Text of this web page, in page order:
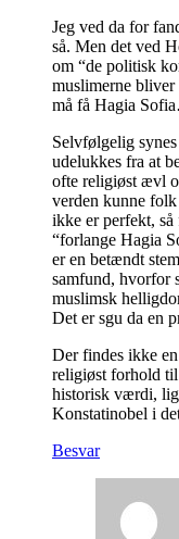
Jeg ved da for
så. Men det ved
om “de politisk
muslimerne
må få Hagia
Selvfølgelig
udelukkes fra at
ofte religiøst ævl
verden kunne
ikke er perfekt,
“forlange Hagia
er en betændt
samfund, hvorfor
muslimsk
Det er sgu da en
Der findes ikke
religiøst forhold
historisk værdi,
Konstatinobel i
Besvar